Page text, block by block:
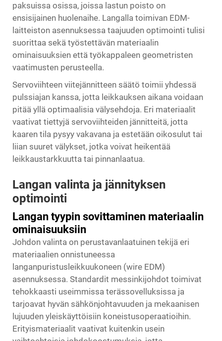
paksuissa osissa, joissa lastun poisto on
ensisijainen huolenaihe. Langalla toimivan EDM-
laitteiston asennuksessa taajuuden optimointi tulisi
suorittaa sekä työstettävän materiaalin
ominaisuuksien että työkappaleen geometristen
vaatimusten perusteella.
Servoviihteen viitejännitteen säätö toimii yhdessä
pulssiajan kanssa, jotta leikkauksen aikana voidaan
pitää yllä optimaalisia välysehdoja. Eri materiaalit
vaativat tiettyjä servoviihteiden jännitteitä, jotta
kaaren tila pysyy vakavana ja estetään oikosulut tai
liian suuret välykset, jotka voivat heikentää
leikkaustarkkuutta tai pinnanlaatua.
Langan valinta ja jännityksen
optimointi
Langan tyypin sovittaminen materiaalin
ominaisuuksiin
Johdon valinta on perustavanlaatuinen tekijä eri
materiaalien onnistuneessa
langanpuristusleikkuukoneen (wire EDM)
asennuksessa. Standardit messinkijohdot toimivat
tehokkaasti useimmissa terässovelluksissa ja
tarjoavat hyvän sähkönjohtavuuden ja mekaanisen
lujuuden yleiskäyttöisiin koneistusoperaatioihin.
Erityismateriaalit vaativat kuitenkin usein